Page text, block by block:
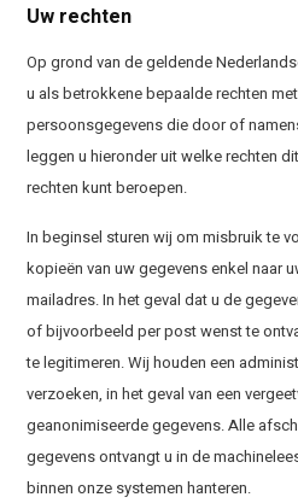
Uw rechten
Op grond van de geldende
u als betrokkene bepaalde rechten
persoonsgegevens die door of
leggen u hieronder uit welke rechten
rechten kunt beroepen.
In beginsel sturen wij om misbruik te
kopieën van uw gegevens enkel naar
mailadres. In het geval dat u de
of bijvoorbeeld per post wenst te
te legitimeren. Wij houden een
verzoeken, in het geval van een
geanonimiseerde gegevens. Alle
gegevens ontvangt u in de
binnen onze systemen hanteren.